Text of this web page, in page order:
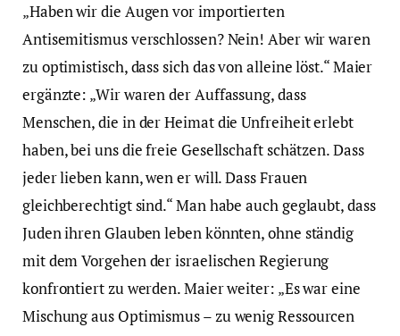
„Haben wir die Augen vor importierten
Antisemitismus verschlossen? Nein! Aber wir waren
zu optimistisch, dass sich das von alleine löst.“ Maier
ergänzte: „Wir waren der Auffassung, dass
Menschen, die in der Heimat die Unfreiheit erlebt
haben, bei uns die freie Gesellschaft schätzen. Dass
jeder lieben kann, wen er will. Dass Frauen
gleichberechtigt sind.“ Man habe auch geglaubt, dass
Juden ihren Glauben leben könnten, ohne ständig
mit dem Vorgehen der israelischen Regierung
konfrontiert zu werden. Maier weiter: „Es war eine
Mischung aus Optimismus – zu wenig Ressourcen